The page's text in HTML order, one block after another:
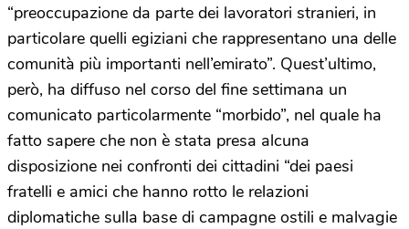
“preoccupazione da parte dei lavoratori stranieri, in
particolare quelli egiziani che rappresentano una delle
comunità più importanti nell’emirato”. Quest’ultimo,
però, ha diffuso nel corso del fine settimana un
comunicato particolarmente “morbido”, nel quale ha
fatto sapere che non è stata presa alcuna
disposizione nei confronti dei cittadini “dei paesi
fratelli e amici che hanno rotto le relazioni
diplomatiche sulla base di campagne ostili e malvagie